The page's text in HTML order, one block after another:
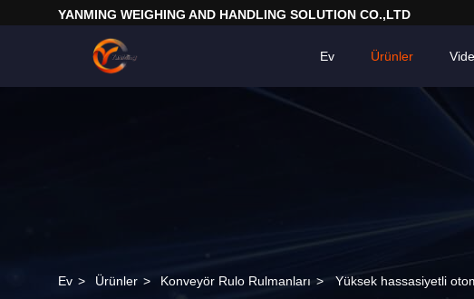
YANMING WEIGHING AND HANDLING SOLUTION CO.,LTD
Ev Ürünler
Ev > Ürünler > Konveyör Rulo Rulmanları > Yüksek hassasiyetli